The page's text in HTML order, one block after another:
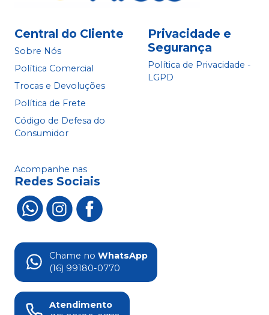
Central do Cliente
Sobre Nós
Política Comercial
Trocas e Devoluções
Política de Frete
Código de Defesa do
Consumidor
Privacidade e
Segurança
Política de Privacidade -
LGPD
Acompanhe nas
Redes Sociais
Chame no WhatsApp
(16) 99180-0770
Atendimento